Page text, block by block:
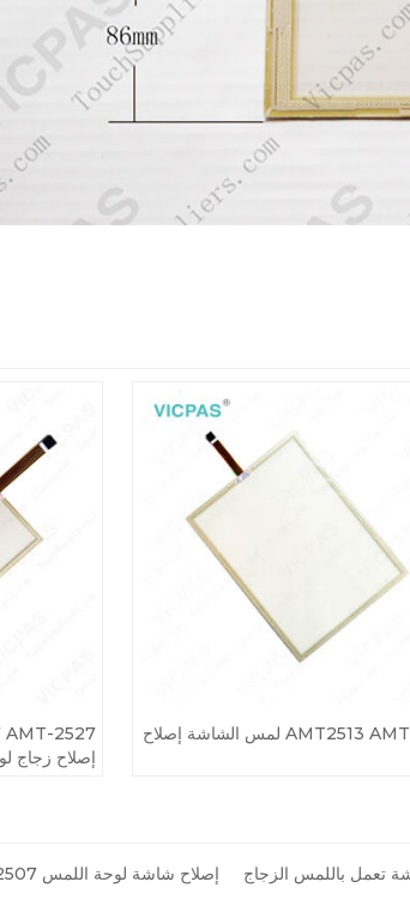
AMT2513 AMT-2513 لمس الشاشة إصلاح
إصلاح زجاج
إصلاح شاشة لوحة اللمس AMT-2507